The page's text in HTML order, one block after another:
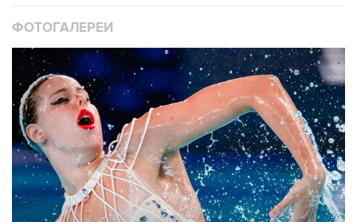
ФОТОГАЛЕРЕИ